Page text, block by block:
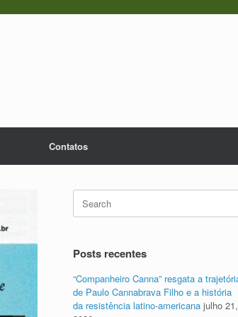
Contatos
Search
for:
Posts recentes
“Companheiro Canna” resgata a
de Paulo Cannabrava Filho e a história
da resistência latino-americana julho 21,